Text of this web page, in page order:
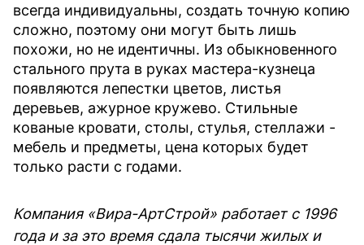
всегда индивидуальны, создать точную копию
сложно, поэтому они могут быть лишь
похожи, но не идентичны. Из обыкновенного
стального прута в руках мастера-кузнеца
появляются лепестки цветов, листья
деревьев, ажурное кружево. Стильные
кованые кровати, столы, стулья, стеллажи -
мебель и предметы, цена которых будет
только расти с годами.
Компания «Вира-АртСтрой» работает с 1996
года и за это время сдала тысячи жилых и